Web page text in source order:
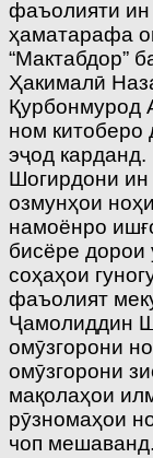
фаъолияти ин
ҳаматарафа
“Мактабдор”
Ҳакималӣ
Қурбонмурод
ном
эҷод карданд.
Шогирдони
озмунҳои
намоёнро
бисёре дорои
соҳаҳои
фаъолият
Ҷамолиддин
омӯзгорони
омӯзгорони
мақолаҳои
рӯзномаҳои
чоп